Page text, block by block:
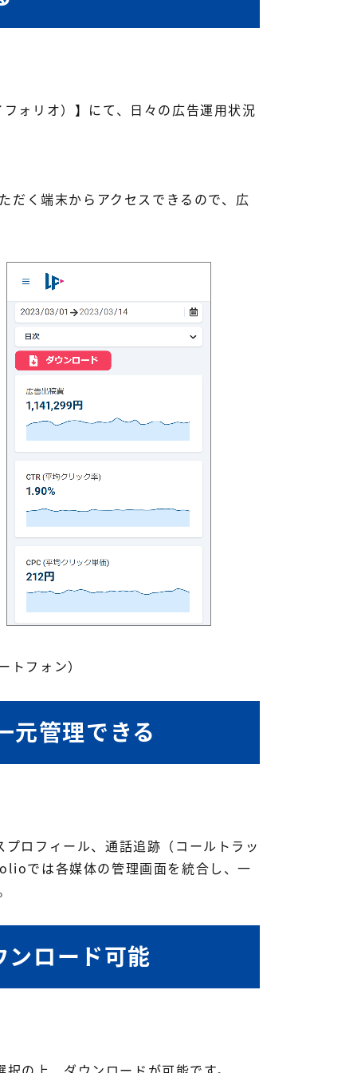
ォリオ）】にて、日々の広告運用状況
だく端末からアクセスできるので、広
フォン）
元管理できる
フィール、通話追跡（コールトラッ
では各媒体の管理画面を統合し、一
ロード可能